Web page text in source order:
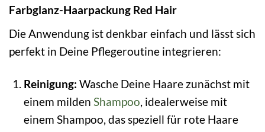
Farbglanz-Haarpackung Red Hair
Die Anwendung ist denkbar einfach und lässt sich
perfekt in Deine Pflegeroutine integrieren:
Reinigung: Wasche Deine Haare zunächst mit
einem milden Shampoo , idealerweise mit
einem Shampoo, das speziell für rote Haare